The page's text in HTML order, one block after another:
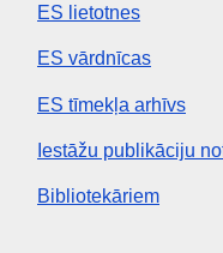
ES lietotnes
ES vārdnīcas
ES tīmekļa arhīvs
Iestāžu publikāciju
Bibliotekāriem